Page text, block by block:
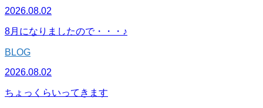
2026.08.02
8月になりましたので・・・♪
BLOG
2026.08.02
ちょっくらいってきます